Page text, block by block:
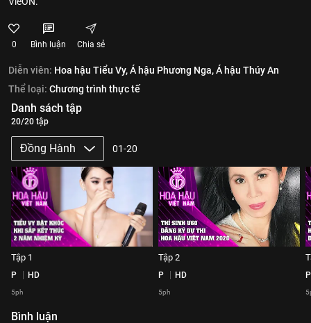
0 Bình luận Chia sẻ
Diễn viên: Hoa hậu Tiểu Vy,Á hậu Phương Nga,Á hậu Thúy An
Thể loại: Chương trình thực tế
Danh sách tập
20/20 tập
Đồng Hành 01-20
Tập 1
P HD
5ph
Tập 2
P HD
5ph
P
Bình luận